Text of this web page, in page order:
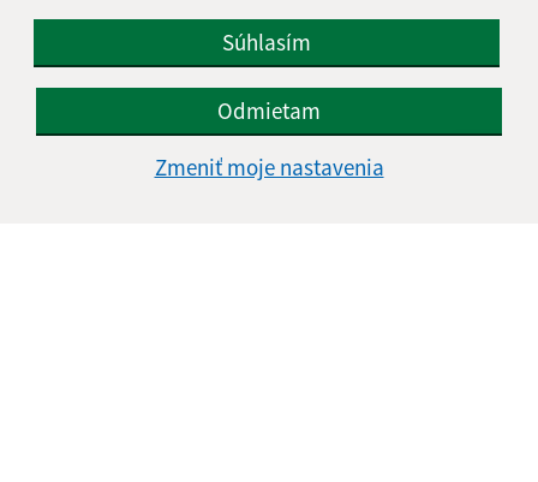
Súhlasím
Odmietam
Zmeniť moje nastavenia
IČO: 00325911